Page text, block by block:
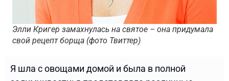
Элли Кригер замахнулась на святое – она придумала
свой рецепт борща (фото Твиттер)
Я шла с овощами домой и была в полной